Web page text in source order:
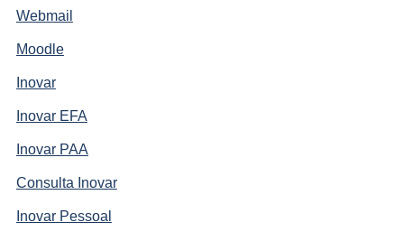
Webmail
Moodle
Inovar
Inovar EFA
Inovar PAA
Consulta Inovar
Inovar Pessoal